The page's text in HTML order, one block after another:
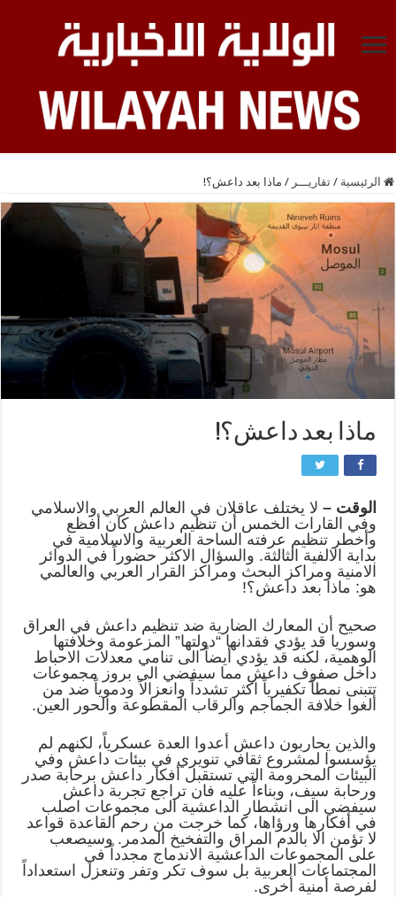
الرئيسية / تقاريـــر / ماذا بعد داعش؟!
ماذا بعد داعش؟!
الوقت – لا يختلف عاقلان في العالم العربي والاسلامي
وفي القارات الخمس أن تنظيم داعش كان أفظع
وأخطر تنظيم عرفته الساحة العربية والاسلامية في
بداية الالفية الثالثة. والسؤال الاكثر حضوراً في الدوائر
الامنية ومراكز البحث ومراكز القرار العربي والعالمي
هو: ماذا بعد داعش؟!
صحيح أن المعارك الضارية ضد تنظيم داعش في العراق
وسوريا قد يؤدي فقدانها “دولتها” المزعومة وخلافتها
الوهمية، لكنه قد يؤدي أيضاً الى تنامي معدلات الاحباط
داخل صفوف داعش مما سيفضي الى بروز مجموعات
تتبنى نمطاً تكفيرياً اكثر تشدداً وانعزالاً ودموياً ضد من
ألغوا خلافة الجماجم والرقاب المقطوعة والحور العين.
والذين يحاربون داعش أعدوا العدة عسكرياً، لكنهم لم
يؤسسوا لمشروع ثقافي تنويري في بيئات داعش وفي
البيئات المحرومة التي تستقبل أفكار داعش برحابة صدر
ورحابة سيف، وبناءاً عليه فان تراجع تجربة داعش
سيفضي الى انشطار الداعشية الى مجموعات اصلب
في أفكارها ورؤاها، كما خرجت من رحم القاعدة قواعد
لا تؤمن الا بالدم المراق والتفخيخ المدمر. وسيصعب
على المجموعات الداعشية الاندماج مجدداً في
المجتماعات العربية بل سوف تكر وتفر وتنعزل استعداداً
لفرصة أمنية أخرى.